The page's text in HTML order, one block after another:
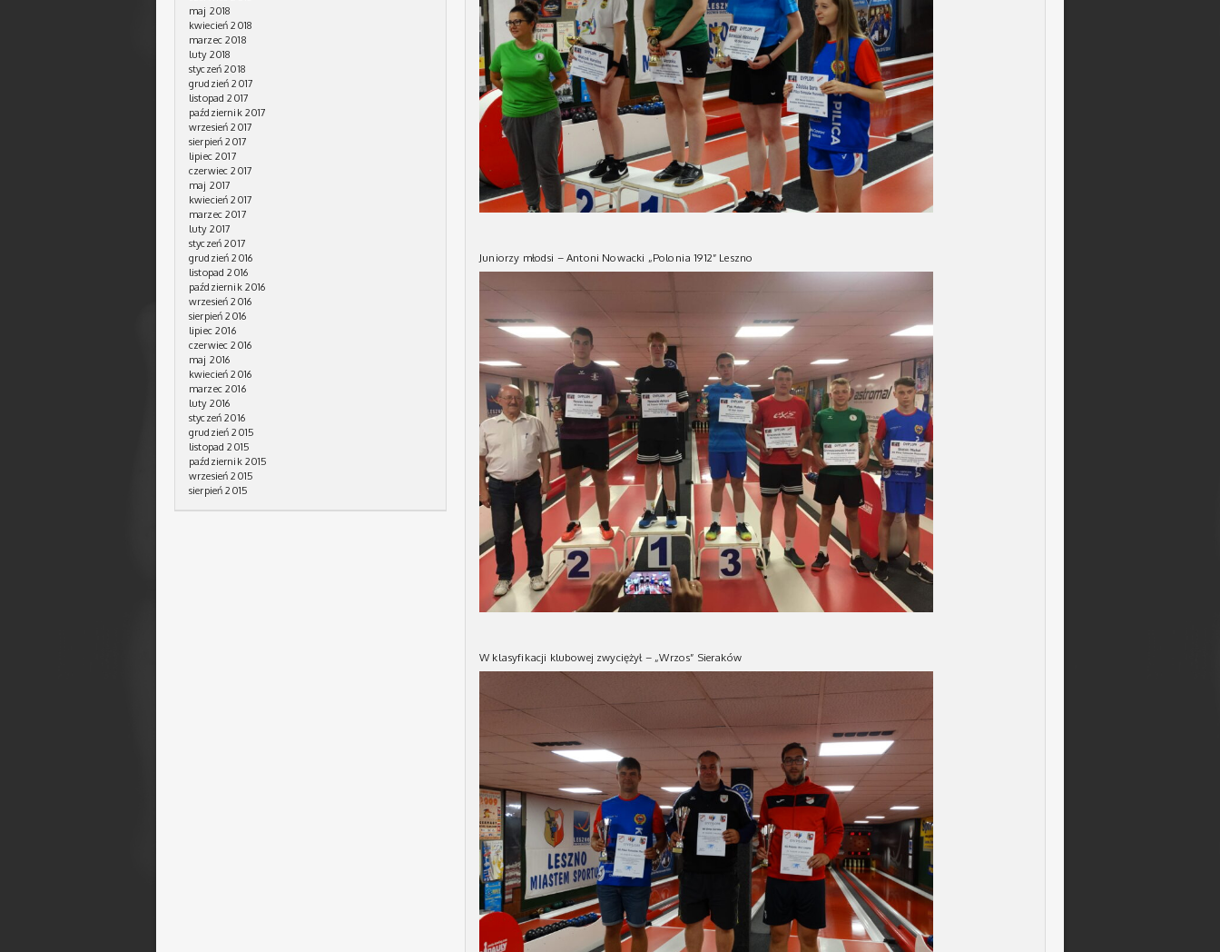
Juniorzy młodsi – Antoni Nowacki „Polonia 1912” Leszno
W klasyfikacji klubowej zwyciężył – „Wrzos” Sieraków
maj 2018
kwiecień 2018
marzec 2018
luty 2018
styczeń 2018
grudzień 2017
listopad 2017
październik 2017
wrzesień 2017
sierpień 2017
lipiec 2017
czerwiec 2017
maj 2017
kwiecień 2017
marzec 2017
luty 2017
styczeń 2017
grudzień 2016
listopad 2016
październik 2016
wrzesień 2016
sierpień 2016
lipiec 2016
czerwiec 2016
maj 2016
kwiecień 2016
marzec 2016
luty 2016
styczeń 2016
grudzień 2015
listopad 2015
październik 2015
wrzesień 2015
sierpień 2015